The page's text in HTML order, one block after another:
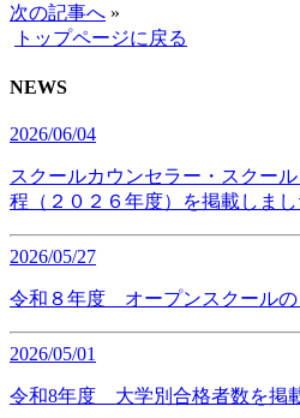
次の記事へ »
トップページに戻る
NEWS
2026/06/04
スクールカウンセラー・スクー
程（２０２６年度）を掲載しまし
2026/05/27
令和８年度 オープンスクールの
2026/05/01
令和8年度 大学別合格者数を掲